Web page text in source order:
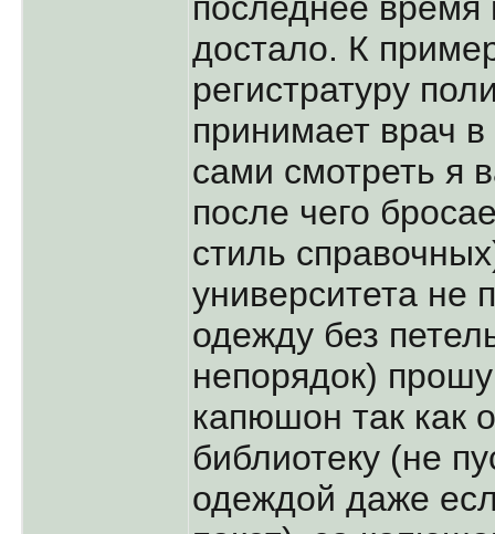
достало. К
регистратуру
принимает врач
сами смотреть я
после чего
стиль
университета
одежду без
непорядок)
капюшон так как
библиотеку (не
одеждой даже